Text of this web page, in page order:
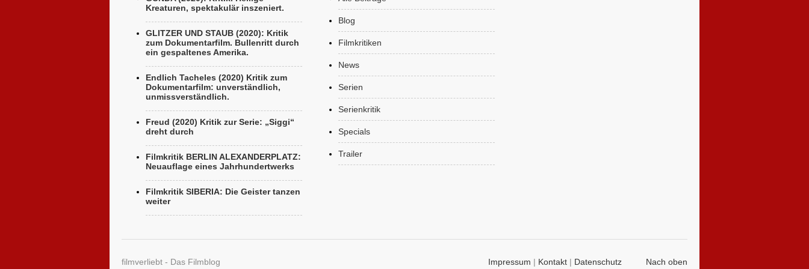
Kreaturen, spektakulär inszeniert.
GLITZER UND STAUB (2020): Kritik
zum Dokumentarfilm. Bullenritt durch
ein gespaltenes Amerika.
Endlich Tacheles (2020) Kritik zum
Dokumentarfilm: unverständlich,
unmissverständlich.
Freud (2020) Kritik zur Serie: „Siggi“
dreht durch
Filmkritik BERLIN ALEXANDERPLATZ:
Neuauflage eines Jahrhundertwerks
Filmkritik SIBERIA: Die Geister tanzen
weiter
Blog
Filmkritiken
News
Serien
Serienkritik
Specials
Trailer
filmverliebt - Das Filmblog Impressum | Kontakt | Datenschutz Nach oben